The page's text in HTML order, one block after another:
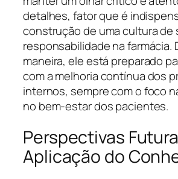
detalhes, fator que é
construção de uma cultura de
responsabilidade na farmácia.
maneira, ele está preparado
com a melhoria contínua dos
internos, sempre com o foco
no bem-estar dos pacientes.
Perspectivas
Aplicação do